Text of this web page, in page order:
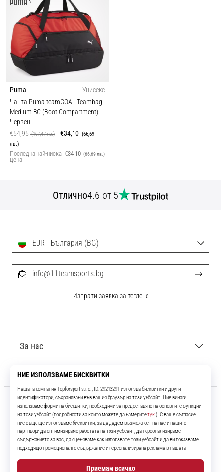
Puma
Унисекс
Чанта Puma teamGOAL Teambag
Medium BC (Boot Compartment)-
Червен
€54,95(107,47 лв.) €34,10 (66,69
лв.)
Последна най-ниска
цена
€34,10 (66,69 лв.)
Отлично4.6 от 5
11teamsports.bg
Повече от 16 години ние сме ваши съотборници, представяйки ви
най-добрите и най-новите футболни продукти.
InstagramYouTube
За нас
Обслужване на клиенти
EUR - България (BG)
info@11teamsports.bg
Изпрати заявка за теглене